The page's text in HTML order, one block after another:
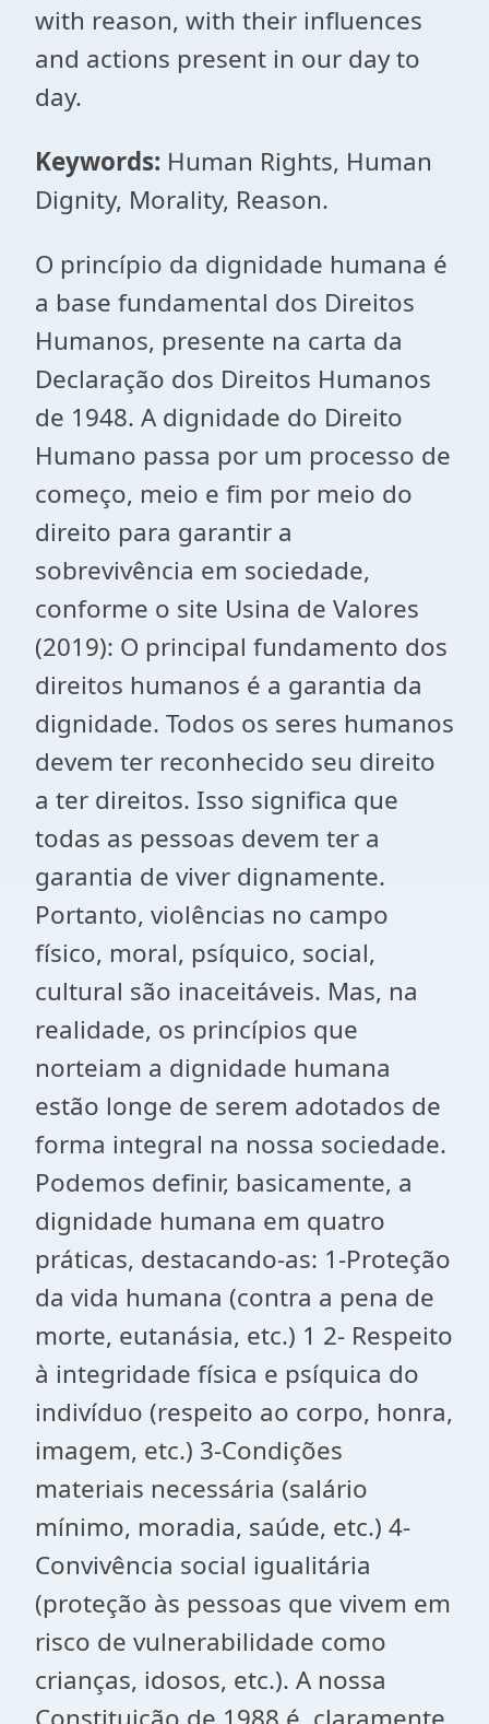
with reason, with their influences
and actions present in our day to
day.
Keywords: Human Rights, Human
Dignity, Morality, Reason.
O princípio da dignidade humana é
a base fundamental dos Direitos
Humanos, presente na carta da
Declaração dos Direitos Humanos
de 1948. A dignidade do Direito
Humano passa por um processo de
começo, meio e fim por meio do
direito para garantir a
sobrevivência em sociedade,
conforme o site Usina de Valores
(2019): O principal fundamento dos
direitos humanos é a garantia da
dignidade. Todos os seres humanos
devem ter reconhecido seu direito
a ter direitos. Isso significa que
todas as pessoas devem ter a
garantia de viver dignamente.
Portanto, violências no campo
físico, moral, psíquico, social,
cultural são inaceitáveis. Mas, na
realidade, os princípios que
norteiam a dignidade humana
estão longe de serem adotados de
forma integral na nossa sociedade.
Podemos definir, basicamente, a
dignidade humana em quatro
práticas, destacando-as: 1-Proteção
da vida humana (contra a pena de
morte, eutanásia, etc.) 1 2- Respeito
à integridade física e psíquica do
indivíduo (respeito ao corpo, honra,
imagem, etc.) 3-Condições
materiais necessária (salário
mínimo, moradia, saúde, etc.) 4-
Convivência social igualitária
(proteção às pessoas que vivem em
risco de vulnerabilidade como
crianças, idosos, etc.). A nossa